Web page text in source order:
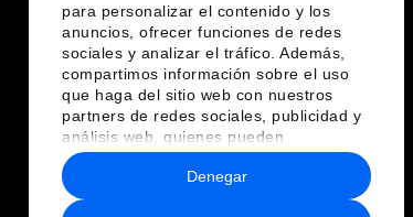
para personalizar el contenido y los
anuncios, ofrecer funciones de redes
sociales y analizar el tráfico. Además,
compartimos información sobre el uso
que haga del sitio web con nuestros
partners de redes sociales, publicidad y
análisis web, quienes pueden
combinarla con otra información que les
haya proporcionado o que hayan
recopilado a partir del uso que haya
Denegar